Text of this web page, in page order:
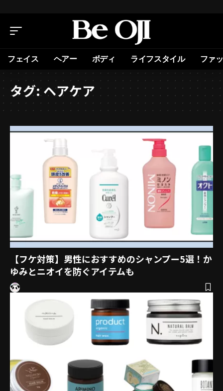
フェイス ヘアー ボディ ライフスタイル ファ
タグ:ヘアケア
【フケ対策】男性におすすめのシャンプー5選！か
ゆみとニオイを防ぐアイテムも